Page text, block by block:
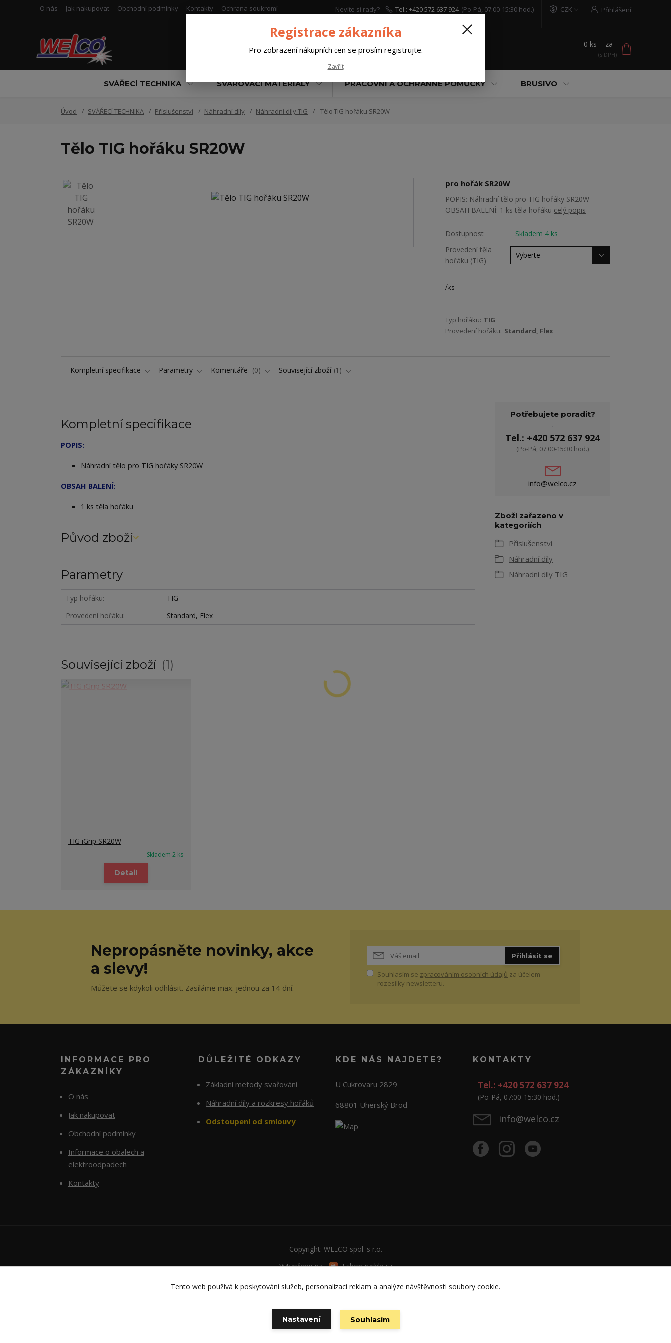
O nás Jak nakupovat Obchodní podmínky Kontakty Ochrana soukromí CZK Přihlášení
Nevíte si rady?
Tel.: +420 572 637 924 (Po-Pá, 07:00-15:30 hod.)
0 ks za
SVÁŘECÍ TECHNIKA SVAŘOVACÍ MATERIÁLY PRACOVNÍ A OCHRANNÉ POMŮCKY BRUSIVO
Úvod SVÁŘECÍ TECHNIKA Příslušenství Náhradní díly Náhradní díly TIG Tělo TIG hořáku SR20W
Tělo TIG hořáku SR20W
pro hořák SR20W
POPIS: Náhradní tělo pro TIG hořáky SR20W
OBSAH BALENÍ: 1 ks těla hořáku celý popis
Dostupnost
Skladem 4 ks
Provedení těla
hořáku (TIG)
/ks
Typ hořáku: TIG
Provedení hořáku: Standard, Flex
Kompletní specifikace Parametry Komentáře 0 Související zboží 1
Kompletní specifikace
POPIS:
Náhradní tělo pro TIG hořáky SR20W
OBSAH BALENÍ:
1 ks těla hořáku
Původ zboží
Parametry
Typ hořáku
TIG
Provedení hořáku
Standard, Flex
Potřebujete poradit?
Tel.: +420 572 637 924
(Po-Pá, 07:00-15:30 hod.)
info@welco.cz
Zboží zařazeno v
kategoriích
Příslušenství
Náhradní díly
Náhradní díly TIG
Související zboží 1
TIG iGrip SR20W
Skladem 2 ks
Detail
Nepropásněte novinky, akce
a slevy!
Můžete se kdykoli odhlásit. Zasíláme max. jednou za 14 dní.
Přihlásit se
Souhlasím se zpracováním osobních údajů za účelem
rozesílky newsletteru.
INFORMACE PRO
ZÁKAZNÍKY
O nás
Jak nakupovat
Obchodní podmínky
Informace o obalech a
elektroodpadech
Kontakty
DŮLEŽITÉ ODKAZY
Základní metody svařování
Náhradní díly a rozkresy hořáků
Odstoupení od smlouvy
KDE NÁS NAJDETE?
U Cukrovaru 2829
68801 Uherský Brod
KONTAKTY
Tel.: +420 572 637 924
(Po-Pá, 07:00-15:30 hod.)
info@welco.cz
Copyright: WELCO spol. s r.o.
Vytvořeno na
Eshop-rychle.cz
Registrace zákazníka
Pro zobrazení nákupních cen se prosím registrujte.
Zavřít
Tento web používá k poskytování služeb, personalizaci reklam a analýze návštěvnosti soubory cookie.
Nastavení Souhlasím